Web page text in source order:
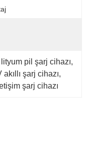
pil şarj cihazı
şarj cihazı,
şarj cihazı